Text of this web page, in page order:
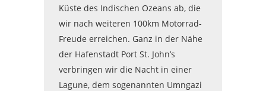
Küste des Indischen Ozeans ab, die
wir nach weiteren 100km Motorrad-
Freude erreichen. Ganz in der Nähe
der Hafenstadt Port St. John’s
verbringen wir die Nacht in einer
Lagune, dem sogenannten Umngazi